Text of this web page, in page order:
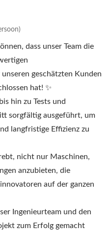
und Tofumaschine,
kommerzielle
kommerzielle
Werbung,
gewerblichen Einsatz,
Einsatz,
gewerblichen Einsatz,
gewerblichen Einsatz,
für Geschäfte / eversoon,
Food Machine Co., Ltd.,
teilen
und professionelle
mit unseren Kunden
wichtiger und starker
und Ihren
dass unser Team die
geschätzten Kunden
hat! ✨
hin zu Tests und
sorgfältig ausgeführt, um
langfristige Effizienz zu
nicht nur Maschinen,
anzubieten, die
auf der ganzen
Ingenieurteam und den
zum Erfolg gemacht